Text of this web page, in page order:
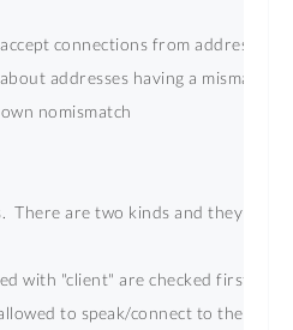
accept connections from addresses
about addresses having a mismatch
nomismatch
There are two kinds and they
with "client" are checked first and
to speak/connect to the